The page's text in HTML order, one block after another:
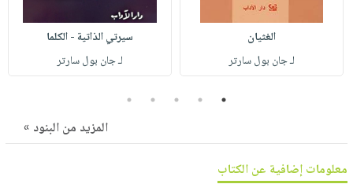
أطفال
مناسبات
فيديوهات
طرحها
وفرات
انشر
عربة
نشرة
الغثيان
لـ جان بول سارتر
سيرتي الذاتية - الكلما
لـ جان بول سارتر
1
2
3
4
5
المزيد من البنود »
معلومات إضافية عن الكتاب